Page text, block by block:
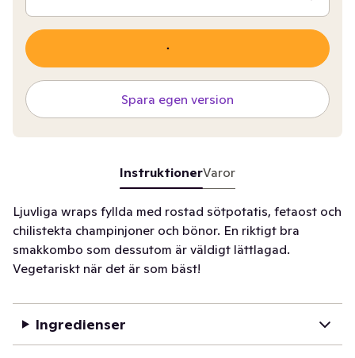
Spara egen version
InstruktionerVaror
Ljuvliga wraps fyllda med rostad sötpotatis, fetaost och
chilistekta champinjoner och bönor. En riktigt bra
smakkombo som dessutom är väldigt lättlagad.
Vegetariskt när det är som bäst!
Ingredienser